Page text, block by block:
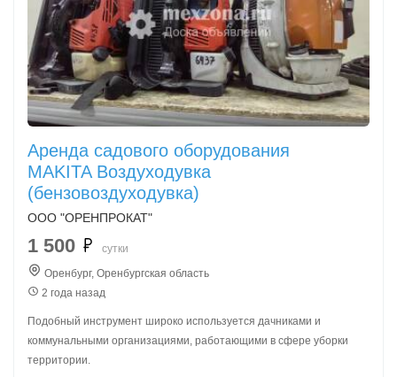
Аренда садового оборудования
MAKITA Воздуходувка
(бензовоздуходувка)
ООО "ОРЕНПРОКАТ"
1 500
сутки
Оренбург, Оренбургская область
2 года назад
Подобный инструмент широко используется дачниками и
коммунальными организациями, работающими в сфере уборки
территории.